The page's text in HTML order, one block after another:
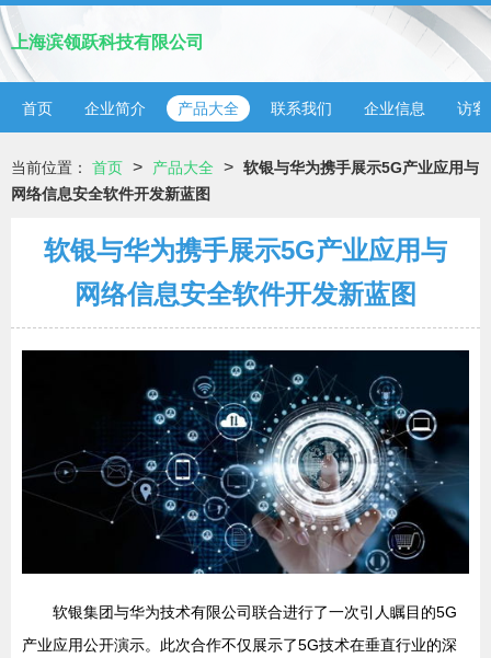
上海滨领跃科技有限公司
首页 企业简介 产品大全 联系我们 企业信息 访客
当前位置： 首页 > 产品大全 > 软银与华为携手展示5G产业应用与
网络信息安全软件开发新蓝图
软银与华为携手展示5G产业应用与
网络信息安全软件开发新蓝图
软银集团与华为技术有限公司联合进行了一次引人瞩目的5G
产业应用公开演示。此次合作不仅展示了5G技术在垂直行业的深